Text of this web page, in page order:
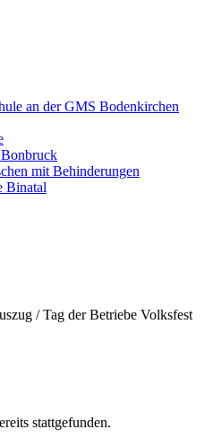
an der GMS Bodenkirchen
mit Behinderungen
Binatal
/ Tag der Betriebe Volksfest
stattgefunden.